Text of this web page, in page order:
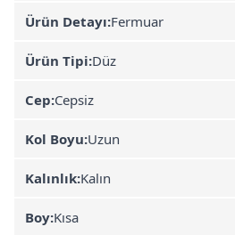
Ürün Detayı:Fermuar
Ürün Tipi:Düz
Cep:Cepsiz
Kol Boyu:Uzun
Kalınlık:Kalın
Boy:Kısa